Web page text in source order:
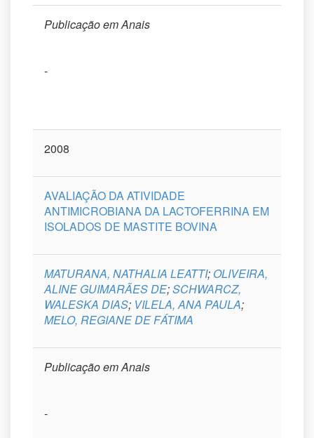
Publicação em Anais
-
2008
AVALIAÇÃO DA ATIVIDADE
ANTIMICROBIANA DA LACTOFERRINA EM
ISOLADOS DE MASTITE BOVINA
MATURANA, NATHALIA LEATTI; OLIVEIRA,
ALINE GUIMARÃES DE;SCHWARCZ,
WALESKA DIAS; VILELA, ANA PAULA;
MELO, REGIANE DE FÁTIMA
Publicação em Anais
-